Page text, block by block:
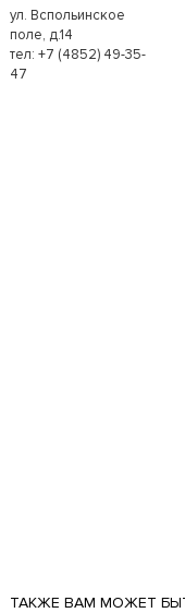
ул. Вспольинское
поле, д.14
тел: +7 (4852) 49-35-
47
ТАКЖЕ ВАМ МОЖЕТ